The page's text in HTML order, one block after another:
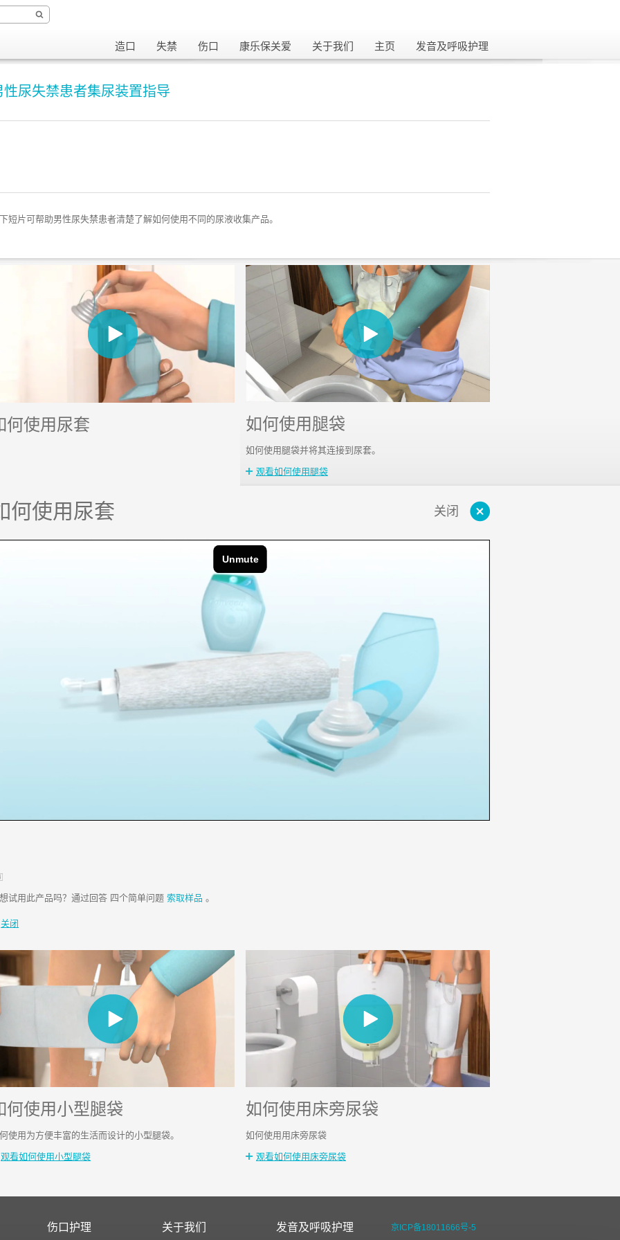
关闭
造口 失禁 伤口 康乐保关爱 关于我们 主页 发音及呼吸护理​
性尿失禁患者集尿装置指导
短片可帮助男性尿失禁患者清楚了解如何使用不同的尿液收集产品。
何使用尿套 如何使用腿袋
如何使用腿袋并将其连接到尿套。
观看如何使用腿袋
关闭
何使用尿套
标
试用此产品吗？通过回答 四个简单问题 索取样品 。
关闭
何使用小型腿袋
使用为方便丰富的生活而设计的小型腿袋。
观看如何使用小型腿袋
如何使用床旁尿袋
如何使用用床旁尿袋
观看如何使用床旁尿袋
伤口护理 关于我们 发音及呼吸护理 京ICP备18011666号-5